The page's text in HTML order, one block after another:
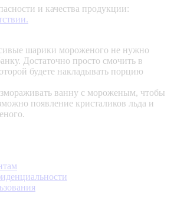
и качества продукции:
шарики мороженого не нужно
Достаточно просто смочить в
будете накладывать порцию
ванну с мороженым, чтобы
появление кристаликов льда и